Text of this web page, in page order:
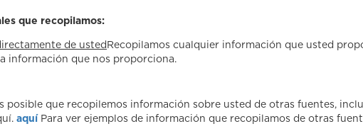
que recopilamos:
de ustedRecopilamos cualquier información que usted
información que nos proporciona.
posible que recopilemos información sobre usted de otras fuentes,
aquíPara ver ejemplos de información que recopilamos de otras